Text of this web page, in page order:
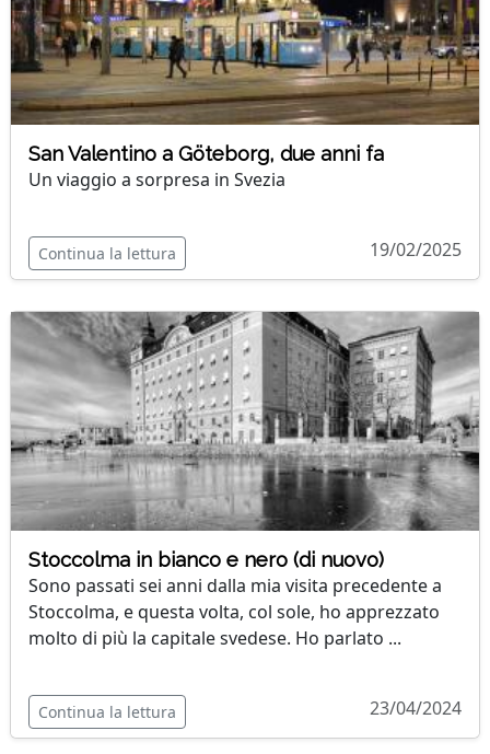
San Valentino a Göteborg, due anni fa
Un viaggio a sorpresa in Svezia
Continua la lettura 19/02/2025
Stoccolma in bianco e nero (di nuovo)
Sono passati sei anni dalla mia visita precedente a
Stoccolma, e questa volta, col sole, ho apprezzato
molto di più la capitale svedese. Ho parlato ...
Continua la lettura 23/04/2024